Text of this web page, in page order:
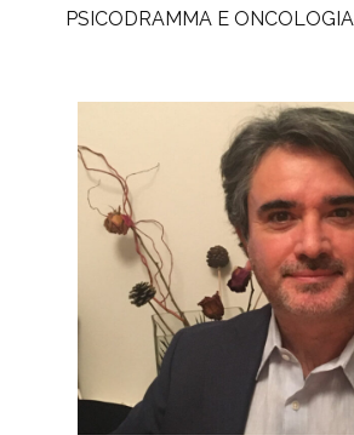
PSICODRAMMA E ONCOLOGIA